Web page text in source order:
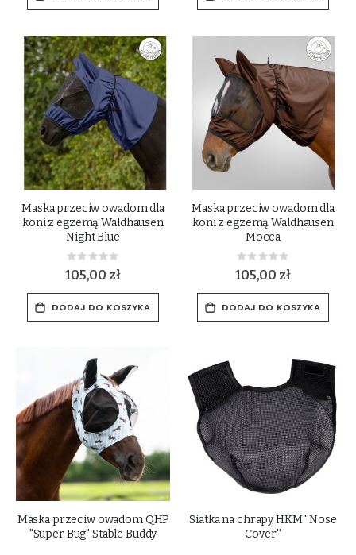
Maska przeciw owadom dla
koni z egzemą Waldhausen
Night Blue
Rating:
0%
105,00 zł
DODAJ DO KOSZYKA
Maska przeciw owadom dla
koni z egzemą Waldhausen
Mocca
Rating:
0%
105,00 zł
DODAJ DO KOSZYKA
Maska przeciw owadom QHP
"Super Bug" Stable Buddy
Siatka na chrapy HKM ''Nose
Cover''